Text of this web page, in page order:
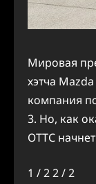
Мировая
хэтча
компания
3. Но, как
ОТТС
1 / 22/ 2